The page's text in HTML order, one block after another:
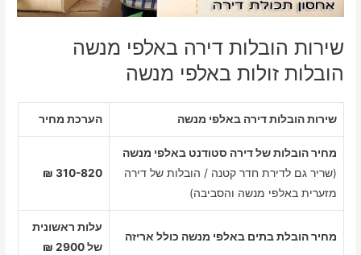
שירות הובלות דירה באלפי מנשה
הובלות זולות באלפי מנשה
שירות הובלות דירה באלפי מנשה הערכת מחיר
מחיר הובלות של דירה סטודנט באלפי מנשה
(שריר גם לדירת חדר קטנה / הובלות של דירה
מזערית באלפי מנשה והסביבה)
310-820 ₪
מחיר הובלת בתים באלפי מנשה כולל אריזה
עלות ראשונית
של 2900 ₪